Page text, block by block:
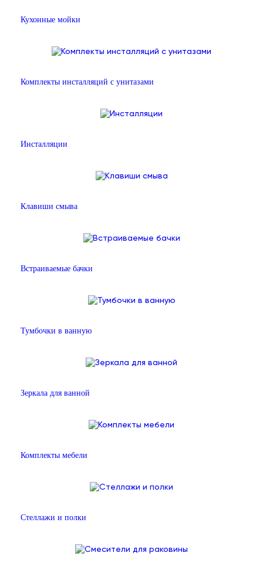
Кухонные мойки
Комплекты инсталляций с унитазами
Инсталляции
Клавиши смыва
Встраиваемые бачки
Тумбочки в ванную
Зеркала для ванной
Комплекты мебели
Стеллажи и полки